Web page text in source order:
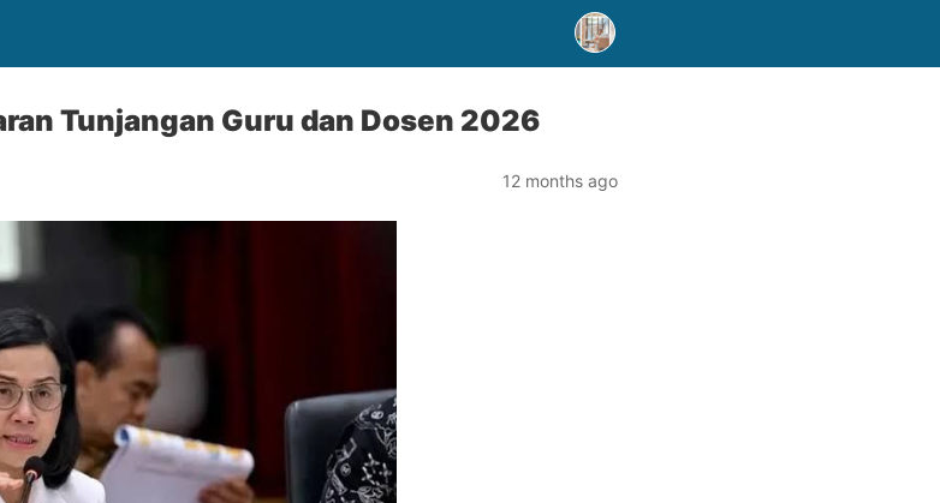
Tunjangan Guru dan Dosen 2026
12 months ago